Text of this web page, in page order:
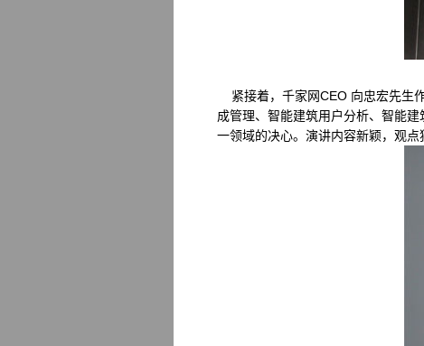
紧接着，千家网CEO 向忠宏先生
成管理、智能建筑用户分析、智能
一领域的决心。演讲内容新颖，观点